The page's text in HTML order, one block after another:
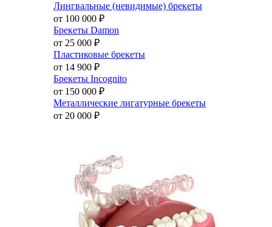
Лингвальные (невидимые) брекеты
от 100 000 ₽
Брекеты Damon
от 25 000 ₽
Пластиковые брекеты
от 14 900 ₽
Брекеты Incognito
от 150 000 ₽
Металлические лигатурные брекеты
от 20 000 ₽